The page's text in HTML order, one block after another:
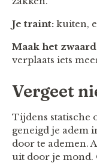
Je traint: kuiten,
Maak het
verplaats iets
Vergeet
Tijdens statische
geneigd je adem
door te ademen.
uit door je mond.